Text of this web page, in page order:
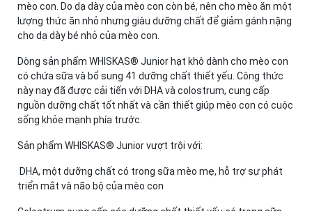
mèo con. Do dạ dày của mèo con còn bé, nên cho mèo ăn một
lượng thức ăn nhỏ nhưng giàu dưỡng chất để giảm gánh nặng
cho dạ dày bé nhỏ của mèo con.
Dòng sản phẩm WHISKAS® Junior hạt khô dành cho mèo con
có chứa sữa và bổ sung 41 dưỡng chất thiết yếu. Công thức
này nay đã được cải tiến với DHA và colostrum, cung cấp
nguồn dưỡng chất tốt nhất và cần thiết giúp mèo con có cuộc
sống khỏe mạnh phía trước.
Sản phẩm WHISKAS® Junior vượt trội với:
DHA, một dưỡng chất có trong sữa mèo mẹ, hỗ trợ sự phát
triển mắt và não bộ của mèo con